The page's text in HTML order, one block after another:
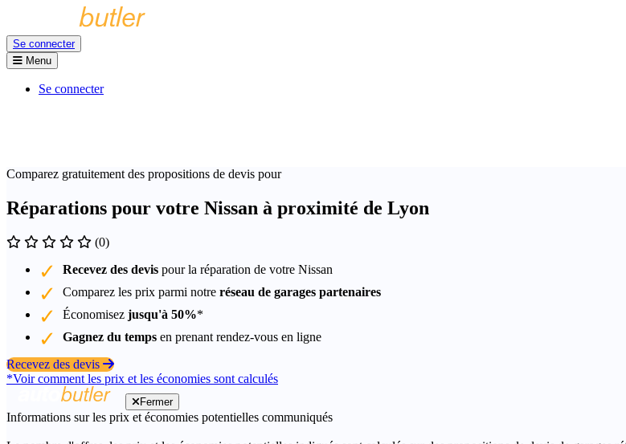
Se connecter
Menu
Se connecter
Comparez gratuitement des propositions de devis pour
Réparations pour votre Nissan à proximité de Lyon
(0)
Recevez des devis pour la réparation de votre Nissan
Comparez les prix parmi notre réseau de garages partenaires
Économisez jusqu'à 50%*
Gagnez du temps en prenant rendez-vous en ligne
Recevez des devis
*Voir comment les prix et les économies sont calculés
Fermer
Informations sur les prix et économies potentielles communiqués